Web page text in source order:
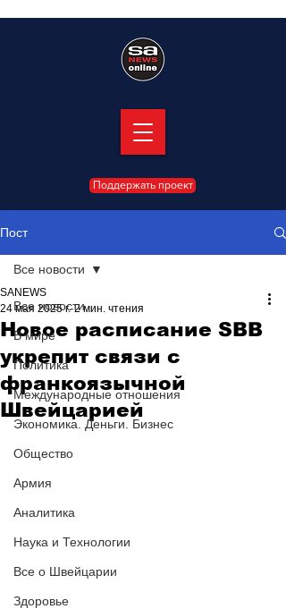
Поддержать проект
Пост
Все новости
В мире
Политика
Международные отношения
Экономика. Деньги. Бизнес
Общество
Армия
Аналитика
Наука и Технологии
Все о Швейцарии
Здоровье
Все новости
Новое расписание SBB
укрепит связи с
франкоязычной
Швейцарией
SANEWS
24 мая 2025 г. 2 мин. чтения